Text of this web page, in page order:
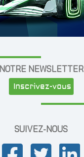
NEWSLETTER
Inscrivez-vous
SUIVEZ-NOUS